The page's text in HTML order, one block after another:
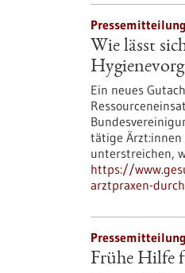
Wie lässt
Ein neues
tätige Ärzt:innen
unterstreichen,
https://
arztpraxen-
Frühe Hilfe